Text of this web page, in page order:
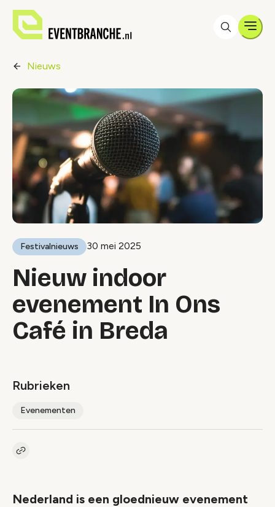
Nieuws
Festivalnieuws 30 mei 2025
Nieuw indoor
evenement In Ons
Café in Breda
Rubrieken
Evenementen
Kopieer link naar artikel
Nederland is een gloednieuw evenement